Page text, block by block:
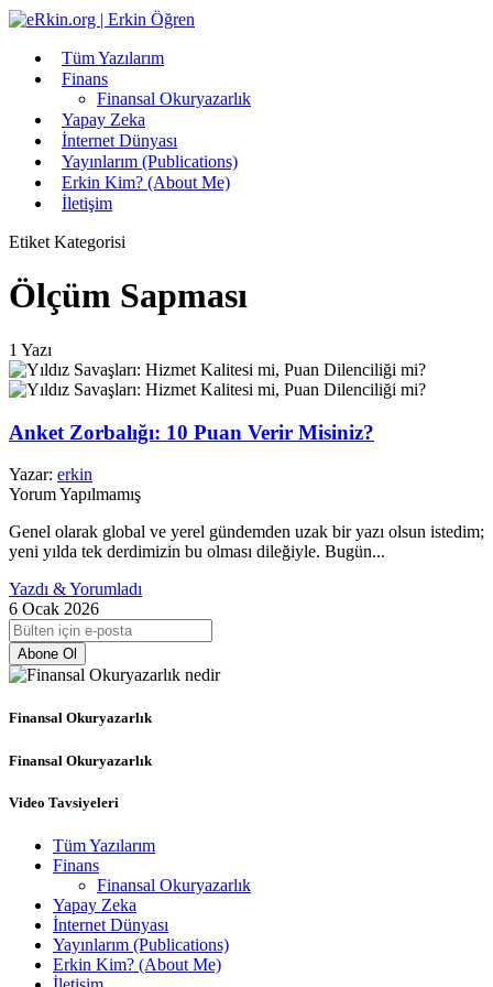
Tüm Yazılarım
Finans
Finansal Okuryazarlık
Yapay Zeka
İnternet Dünyası
Yayınlarım (Publications)
Erkin Kim? (About Me)
İletişim
Etiket Kategorisi
Ölçüm Sapması
1 Yazı
Anket Zorbalığı: 10 Puan Verir Misiniz?
Yazar: erkin
Yorum Yapılmamış
Genel olarak global ve yerel gündemden uzak bir yazı olsun istedim;
yeni yılda tek derdimizin bu olması dileğiyle. Bugün...
Yazdı & Yorumladı
6 Ocak 2026
Abone Ol
Finansal Okuryazarlık
Finansal Okuryazarlık
Video Tavsiyeleri
Tüm Yazılarım
Finans
Finansal Okuryazarlık
Yapay Zeka
İnternet Dünyası
Yayınlarım (Publications)
Erkin Kim? (About Me)